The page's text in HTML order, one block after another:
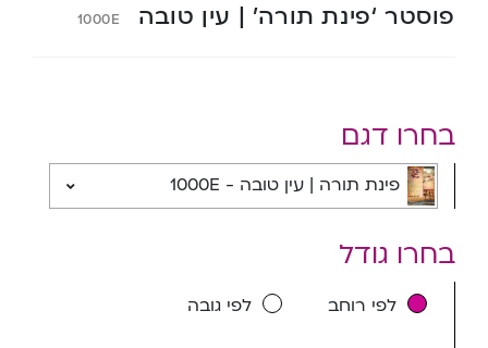
פוסטר ‘פינת תורה’ | עין טובה 1000E
בחרו דגם
פינת תורה | עין טובה - 1000E
בחרו גודל
לפי רוחב לפי גובה